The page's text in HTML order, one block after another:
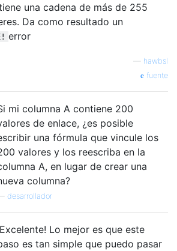
una cadena de más de 255
Da como resultado un
error
hawbsl
fuente
mi columna A contiene 200
de enlace, ¿es posible
una fórmula que vincule los
valores y los reescriba en la
A, en lugar de crear una
columna?
desarrollador
Lo mejor es que este
es tan simple que puedo pasar